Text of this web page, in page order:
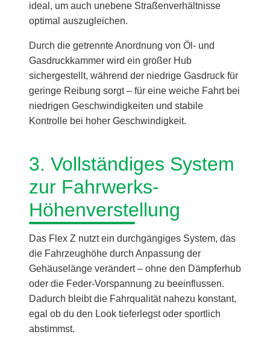
ideal, um auch unebene Straßenverhältnisse
optimal auszugleichen.
Durch die getrennte Anordnung von Öl- und
Gasdruckkammer wird ein großer Hub
sichergestellt, während der niedrige Gasdruck für
geringe Reibung sorgt – für eine weiche Fahrt bei
niedrigen Geschwindigkeiten und stabile
Kontrolle bei hoher Geschwindigkeit.
3. Vollständiges System
zur Fahrwerks-
Höhenverstellung
Das Flex Z nutzt ein durchgängiges System, das
die Fahrzeughöhe durch Anpassung der
Gehäuselänge verändert – ohne den Dämpferhub
oder die Feder-Vorspannung zu beeinflussen.
Dadurch bleibt die Fahrqualität nahezu konstant,
egal ob du den Look tieferlegst oder sportlich
abstimmst.